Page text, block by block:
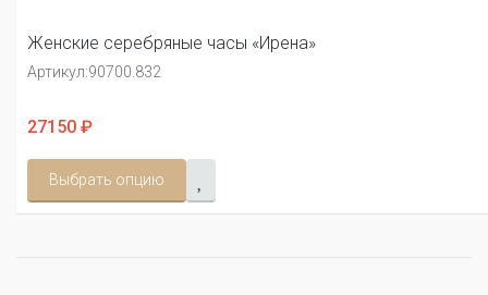
Женские серебряные часы «Ирена»
Артикул:90700.832
27150 ₽
Выбрать опцию